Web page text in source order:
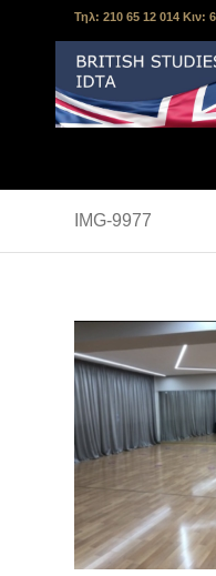
Τηλ: 210 65 12 014 Κιν:
IMG-9977